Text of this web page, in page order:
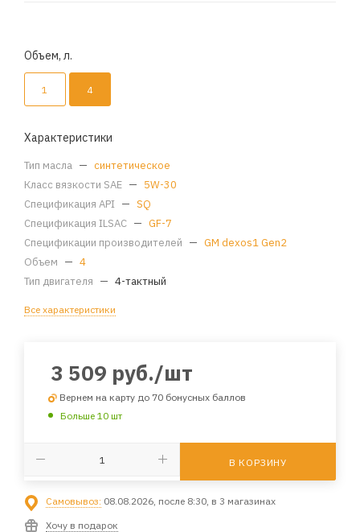
Объем, л.
1 4
Характеристики
Тип масла — синтетическое
Класс вязкости SAE — 5W-30
Спецификация API — SQ
Спецификация ILSAC — GF-7
Спецификации производителей — GM dexos1 Gen2
Объем — 4
Тип двигателя — 4-тактный
Все характеристики
3 509 руб./шт
Вернем на карту до 70 бонусных баллов
Больше 10 шт
В КОРЗИНУ
Самовывоз: 08.08.2026, после 8:30, в 3 магазинах
Хочу в подарок